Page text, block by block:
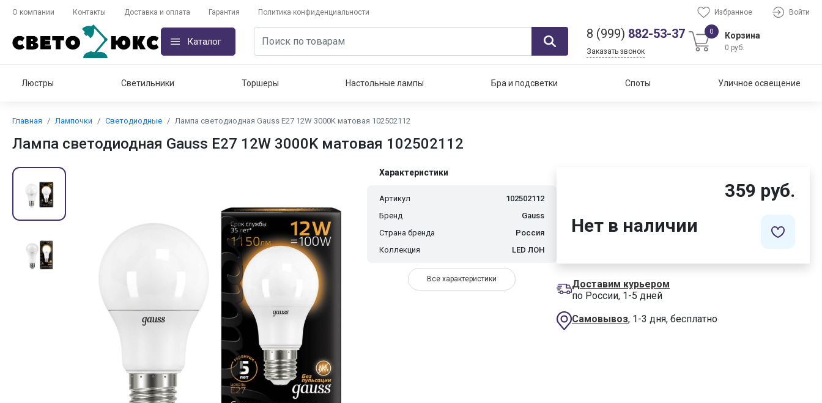
О компании Контакты Доставка и оплата Гарантия Политика конфиденциальности Избранное Войти
Каталог
8 (999) 882-53-37
Заказать звонок
0 Корзина
0 руб.
Люстры Светильники Торшеры Настольные лампы Бра и подсветки Споты Уличное освещение
Главная Лампочки Светодиодные Лампа светодиодная Gauss E27 12W 3000K матовая 102502112
Лампа светодиодная Gauss E27 12W 3000K матовая 102502112
Характеристики
Артикул
102502112
Бренд
Gauss
Страна бренда
Россия
Коллекция
LED ЛОН
Все характеристики
359 руб.
Нет в наличии
Доставим курьером
по России, 1-5 дней
Самовывоз, 1-3 дня, бесплатно